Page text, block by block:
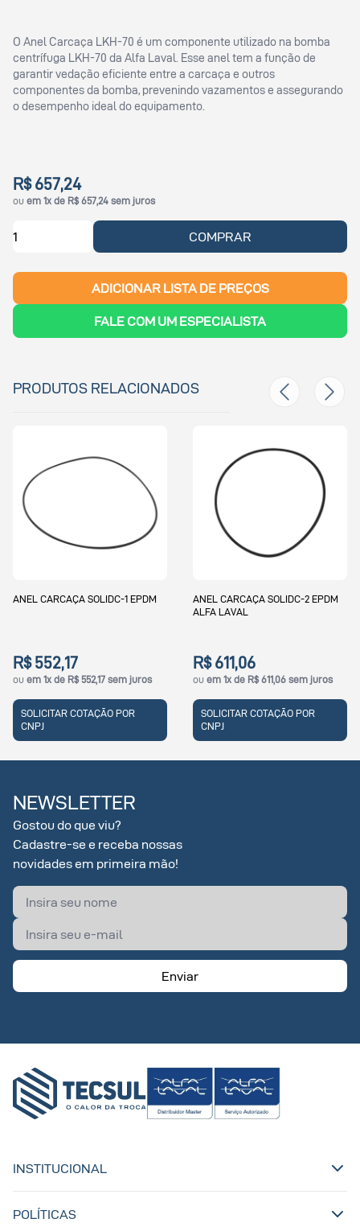
O Anel Carcaça LKH-70 é um componente utilizado na bomba
centrífuga LKH-70 da Alfa Laval. Esse anel tem a função de
garantir vedação eficiente entre a carcaça e outros
componentes da bomba, prevenindo vazamentos e assegurando
o desempenho ideal do equipamento.
R$ 657,24
ou em 1x de R$ 657,24 sem juros
COMPRAR
ADICIONAR LISTA DE PREÇOS
FALE COM UM ESPECIALISTA
PRODUTOS RELACIONADOS
ANEL CARCAÇA SOLIDC-1 EPDM
R$ 552,17
ou em 1x de R$ 552,17 sem juros
SOLICITAR COTAÇÃO POR
CNPJ
ANEL CARCAÇA SOLIDC-2 EPDM
ALFA LAVAL
R$ 611,06
ou em 1x de R$ 611,06 sem juros
SOLICITAR COTAÇÃO POR
CNPJ
NEWSLETTER
Gostou do que viu?
Cadastre-se e receba nossas
novidades em primeira mão!
Enviar
INSTITUCIONAL
POLÍTICAS